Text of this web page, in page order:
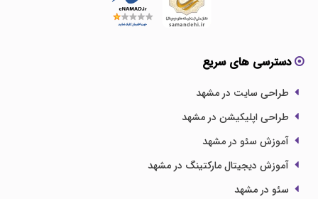
دسترسی های سریع
طراحی سایت در مشهد
طراحی اپلیکیشن در مشهد
آموزش سئو در مشهد
آموزش دیجیتال مارکتینگ در مشهد
سئو در مشهد